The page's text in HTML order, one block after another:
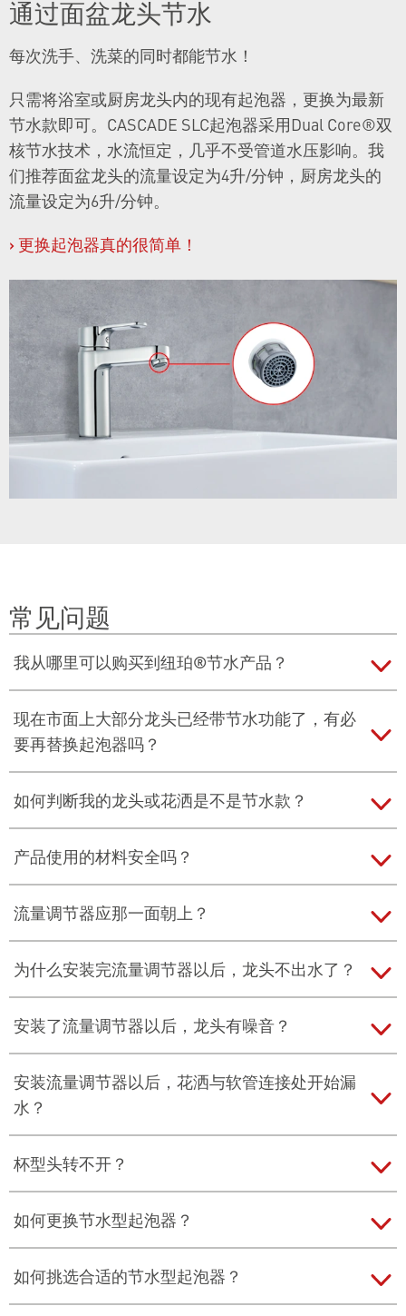
通过面盆龙头节水
每次洗手、洗菜的同时都能节水！
只需将浴室或厨房龙头内的现有起泡器，更换为最新
节水款即可。CASCADE SLC起泡器采用Dual Core®双
核节水技术，水流恒定，几乎不受管道水压影响。我
们推荐面盆龙头的流量设定为4升/分钟，厨房龙头的
流量设定为6升/分钟。
› 更换起泡器真的很简单！
常见问题
我从哪里可以购买到纽珀®节水产品？
您可至我们的天猫/京东旗舰店购买。
现在市面上大部分龙头已经带节水功能了，有必
要再替换起泡器吗？
水龙头若出厂时已配备节水装置，通常流量为5-6升/分
钟，而淋浴最高为10升/分钟。如有需要，后续可通过
更换纽珀®产品，进一步调低至4升/分钟（水龙头）和
8升/分钟（淋浴）
如何判断我的龙头或花洒是不是节水款？
这需要测量流量。测量指南：
产品使用的材料安全吗？
我们的曝气器和流量调节器是由特殊的弹性体（硅树
脂、三元乙丙橡胶）和塑料制成，这些材料经指定和
批准可与饮用水接触，以满足所有相关饮用水要求
（如 KTW-BWGL）中极高和严格的卫生要求。这确保
流量调节器应那一面朝上？
水流方向：从水龙头流向花洒。 安装要点：水必须先
经过黑色小O型圈/滤网。
安装在手持花洒中：O型圈/滤网朝向淋浴软管。
安装在顶喷中：O型圈/滤网必须朝上。
安装指南：
为什么安装完流量调节器以后，龙头不出水了？
龙头中安装了防回流的止回阀。您可尝试调整流量调
节器的安装位置——例如花洒上游的软管中。请注意，
水需要先触及O形圈。
安装了流量调节器以后，龙头有噪音？
请尝试其他的安装位置。
安装流量调节器以后，花洒与软管连接处开始漏
水？
请检查密封圈是否合适，或使用原来的密封圈。
杯型头转不开？
请尝试使用管钳，但需用抹布包裹杯型头以防划伤。
如何更换节水型起泡器？
请›点击这里查看起泡器快速更换方法。
如何挑选合适的节水型起泡器？